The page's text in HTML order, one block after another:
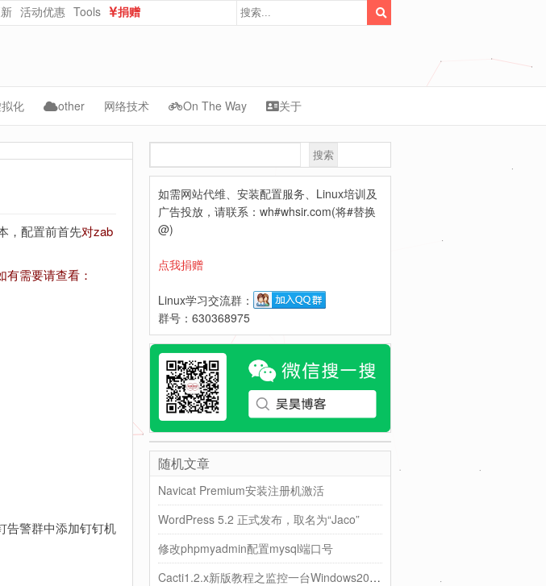
活动优惠 Tools
捐赠
化 other
AI
Website-Data
网络技术
CMS
synology
On The Way 关于
，配置前首先对zab
需要请查看：
告警群中添加钉钉机
索
搜索
如需网站代维、安装配置服务、Linux培训及
广告投放，请联系：wh#whsir.com(将#替换
@)
点我捐赠
Linux学习交流群：
群号：630368975
随机文章
Navicat Premium安装注册机激活
WordPress 5.2 正式发布，取名为“Jaco”
修改phpmyadmin配置mysql端口号
Cacti1.2.x新版教程之监控一台Windows2008主机